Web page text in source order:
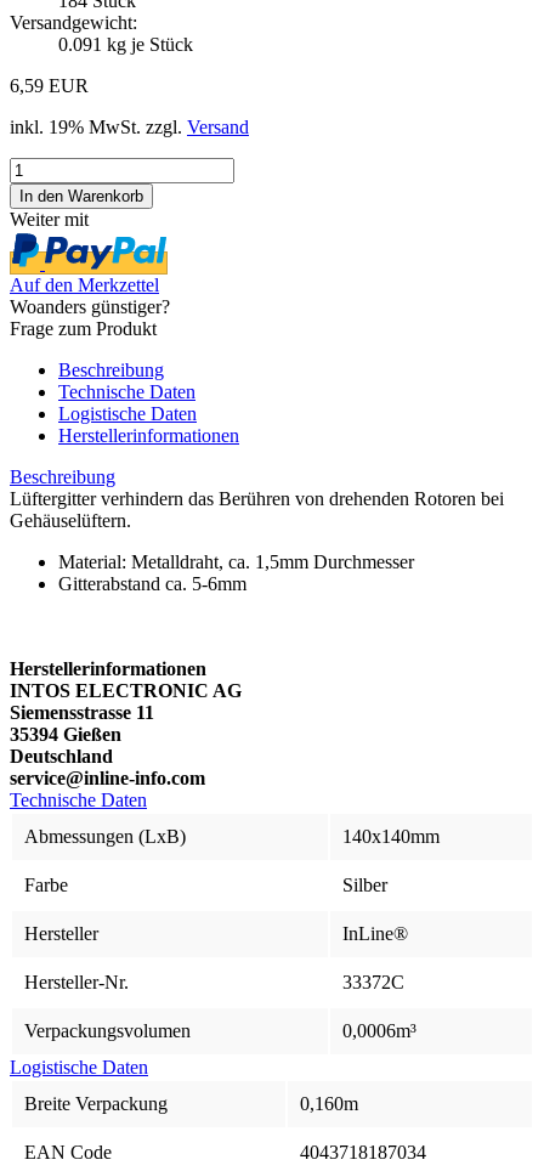
Versandgewicht:
0.091 kg je Stück
6,59 EUR
inkl. 19% MwSt. zzgl. Versand
Weiter mit
Auf den Merkzettel
Woanders günstiger?
Frage zum Produkt
Beschreibung
Technische Daten
Logistische Daten
Herstellerinformationen
Beschreibung
Lüftergitter verhindern das Berühren von drehenden Rotoren bei
Gehäuselüftern.
Material: Metalldraht, ca. 1,5mm Durchmesser
Gitterabstand ca. 5-6mm
Herstellerinformationen
INTOS ELECTRONIC AG
Siemensstrasse 11
35394 Gießen
Deutschland
service@inline-info.com
Technische Daten
Abmessungen (LxB)
140x140mm
Farbe Silber
Hersteller InLine®
Hersteller-Nr. 33372C
Verpackungsvolumen
0,0006m³
Logistische Daten
Breite Verpackung
0,160m
EAN Code 4043718187034